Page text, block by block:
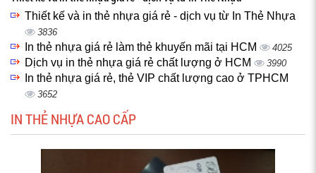
Thiết kế và in thẻ nhựa giá rẻ - dịch vụ từ In Thẻ Nhựa
3836
In thẻ nhựa giá rẻ làm thẻ khuyến mãi tại HCM 4025
Dịch vụ in thẻ nhựa giá rẻ chất lượng ở HCM 3990
In thẻ nhựa giá rẻ, thẻ VIP chất lượng cao ở TPHCM
3652
IN THẺ NHỰA CAO CẤP